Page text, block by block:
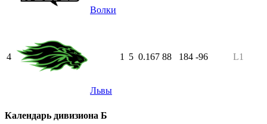
Волки
4
Львы
1 5 0.167 88 184 -96 L1
Календарь дивизиона Б